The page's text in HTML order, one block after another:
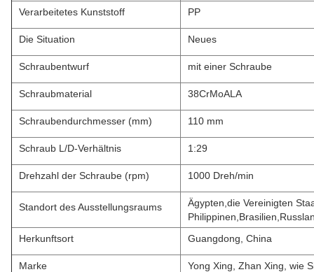
Verarbeitetes Kunststoff PP
Die Situation Neues
Schraubentwurf mit einer Schraube
Schraubmaterial 38CrMoALA
Schraubendurchmesser (mm) 110 mm
Schraub L/D-Verhältnis 1:29
Drehzahl der Schraube (rpm) 1000 Dreh/min
Standort des Ausstellungsraums
Ägypten,die Vereinigten
Herkunftsort
Guangdong, China
Marke Yong Xing, Zhan Xing, wie